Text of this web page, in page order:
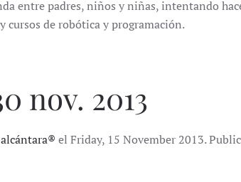
entre padres, niños y niñas, intentando
cursos de robótica y programación.
nov. 2013
el Friday, 15 November 2013.